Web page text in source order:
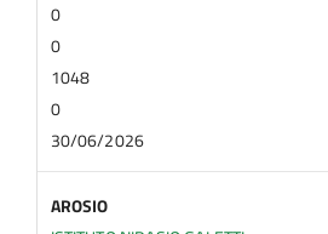
0
0
1048
0
30/06/2026
AROSIO